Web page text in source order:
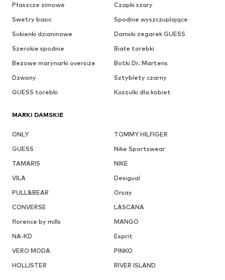
Płaszcze zimowe
Czapki szary
Swetry basic
Spodnie wyszczuplające
Sukienki dzianinowe
Damski zegarek GUESS
Szerokie spodnie
Białe torebki
Beżowe marynarki oversize
Botki Dr. Martens
Dzwony
Sztyblety czarny
GUESS torebki
Koszulki dla kobiet
MARKI DAMSKIE
ONLY
TOMMY HILFIGER
GUESS
Nike Sportswear
TAMARIS
NIKE
VILA
Desigual
PULL&BEAR
Orsay
CONVERSE
LASCANA
florence by mills
MANGO
NA-KD
Esprit
VERO MODA
PINKO
HOLLISTER
RIVER ISLAND